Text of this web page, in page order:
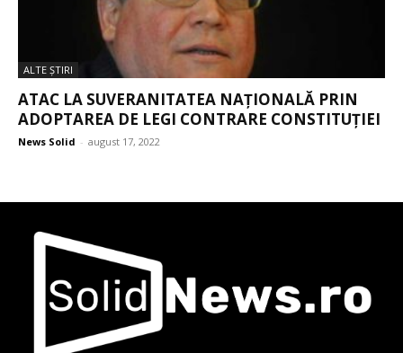
ALTE ŞTIRI
ATAC LA SUVERANITATEA NAȚIONALĂ PRIN
ADOPTAREA DE LEGI CONTRARE CONSTITUȚIEI
News Solid - august 17, 2022